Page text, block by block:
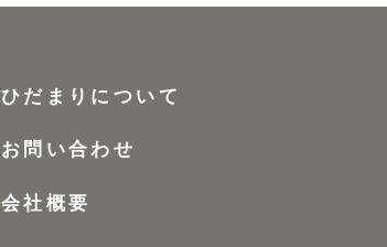
ひだまりについて
お問い合わせ
会社概要